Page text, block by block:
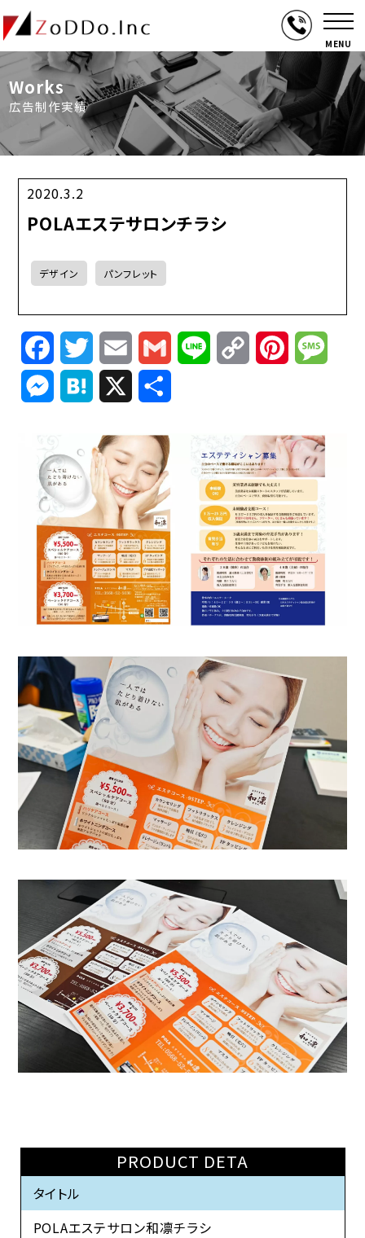
MENU
Works
広告制作実績
2020.3.2
POLAエステサロンチラシ
デザイン パンフレット
FacebookTwitterEmail Gmail Line
Copy
Link
Pinterest
Messenger
Hatena
PRODUCT DETA
タイトル
POLAエステサロン和凛チラシ